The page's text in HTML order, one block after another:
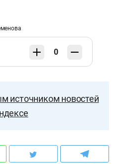
0
источником новостей